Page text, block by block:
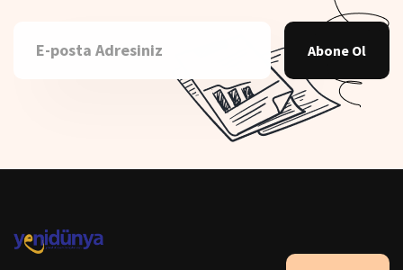
Abone Ol